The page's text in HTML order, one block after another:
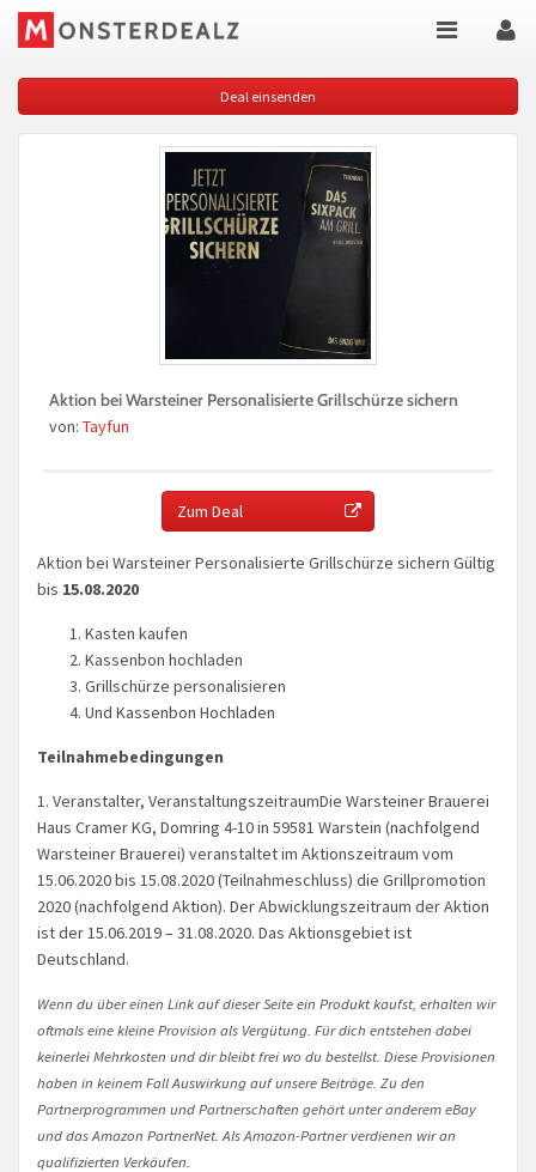
Deal einsenden
Aktion bei Warsteiner Personalisierte Grillschürze sichern
von: Tayfun
Zum Deal
Aktion bei Warsteiner Personalisierte Grillschürze sichern Gültig
bis 15.08.2020
Kasten kaufen
Kassenbon hochladen
Grillschürze personalisieren
Und Kassenbon Hochladen
Teilnahmebedingungen
1. Veranstalter, VeranstaltungszeitraumDie Warsteiner Brauerei
Haus Cramer KG, Domring 4-10 in 59581 Warstein (nachfolgend
Warsteiner Brauerei) veranstaltet im Aktionszeitraum vom
15.06.2020 bis 15.08.2020 (Teilnahmeschluss) die Grillpromotion
2020 (nachfolgend Aktion). Der Abwicklungszeitraum der Aktion
ist der 15.06.2019 – 31.08.2020. Das Aktionsgebiet ist
Deutschland.
Wenn du über einen Link auf dieser Seite ein Produkt kaufst, erhalten wir
oftmals eine kleine Provision als Vergütung. Für dich entstehen dabei
keinerlei Mehrkosten und dir bleibt frei wo du bestellst. Diese Provisionen
haben in keinem Fall Auswirkung auf unsere Beiträge. Zu den
Partnerprogrammen und Partnerschaften gehört unter anderem eBay
und das Amazon PartnerNet. Als Amazon-Partner verdienen wir an
qualifizierten Verkäufen.